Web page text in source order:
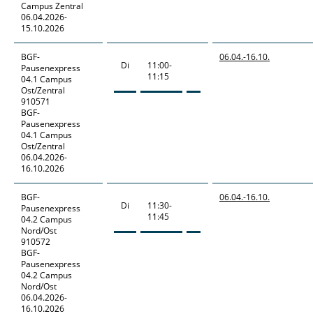
Campus Zentral
06.04.2026-
15.10.2026
BGF-
Pausenexpress
04.1 Campus
Ost/Zentral
910571
BGF-
Pausenexpress
04.1 Campus
Ost/Zentral
06.04.2026-
16.10.2026
Di
11:00-
11:15
06.04.-16.10.
BGF-
Pausenexpress
04.2 Campus
Nord/Ost
910572
BGF-
Pausenexpress
04.2 Campus
Nord/Ost
06.04.2026-
16.10.2026
Di
11:30-
11:45
06.04.-16.10.